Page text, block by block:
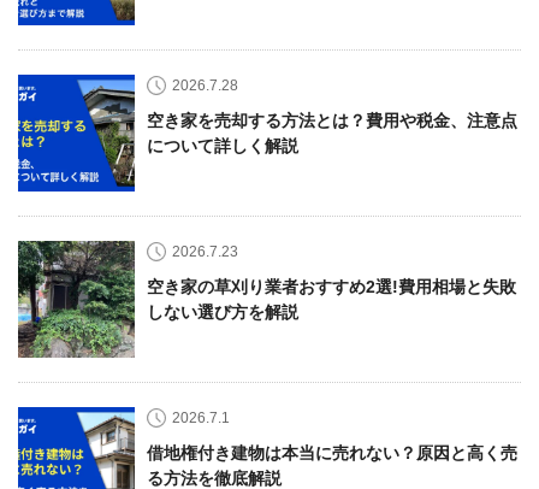
2026.7.28
空き家を売却する方法とは？費用や税金、注意点
について詳しく解説
2026.7.23
空き家の草刈り業者おすすめ2選!費用相場と失敗
しない選び方を解説
2026.7.1
借地権付き建物は本当に売れない？原因と高く売
る方法を徹底解説